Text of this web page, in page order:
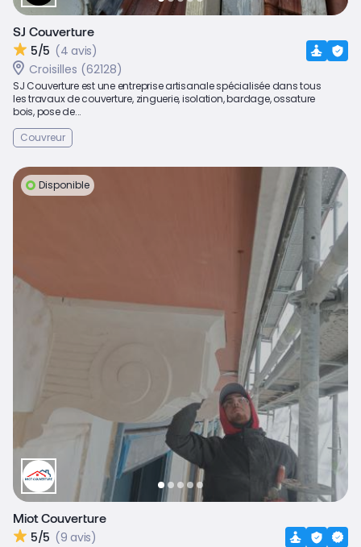
SJ Couverture
5/5 (4 avis)
Croisilles (62128)
SJ Couverture est une entreprise artisanale spécialisée dans tous
les travaux de couverture, zinguerie, isolation, bardage, ossature
bois, pose de...
Couvreur
Disponible
Miot Couverture
5/5 (9 avis)